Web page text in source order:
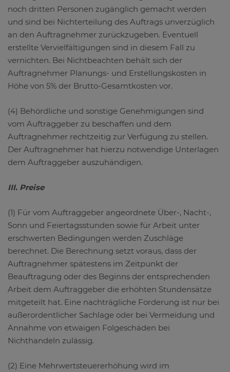
noch dritten Personen zugänglich gemacht werden
und sind bei Nichterteilung des Auftrags unverzüglich
an den Auftragnehmer zurückzugeben. Eventuell
erstellte Vervielfältigungen sind in diesem Fall zu
vernichten. Bei Nichtbeachten behält sich der
Auftragnehmer Planungs- und Erstellungskosten in
Höhe von 5% der Brutto-Gesamtkosten vor.
(4) Behördliche und sonstige Genehmigungen sind
vom Auftraggeber zu beschaffen und dem
Auftragnehmer rechtzeitig zur Verfügung zu stellen.
Der Auftragnehmer hat hierzu notwendige Unterlagen
dem Auftraggeber auszuhändigen.
III. Preise
(1) Für vom Auftraggeber angeordnete Über-, Nacht-,
Sonn und Feiertagsstunden sowie für Arbeit unter
erschwerten Bedingungen werden Zuschläge
berechnet. Die Berechnung setzt voraus, dass der
Auftragnehmer spätestens im Zeitpunkt der
Beauftragung oder des Beginns der entsprechenden
Arbeit dem Auftraggeber die erhöhten Stundensätze
mitgeteilt hat. Eine nachträgliche Forderung ist nur bei
außerordentlicher Sachlage oder bei Vermeidung und
Annahme von etwaigen Folgeschäden bei
Nichthandeln zulässig.
(2) Eine Mehrwertsteuererhöhung wird im